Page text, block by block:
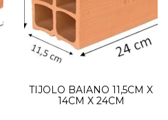
TIJOLO BAIANO 11,5CM X
14CM X 24CM